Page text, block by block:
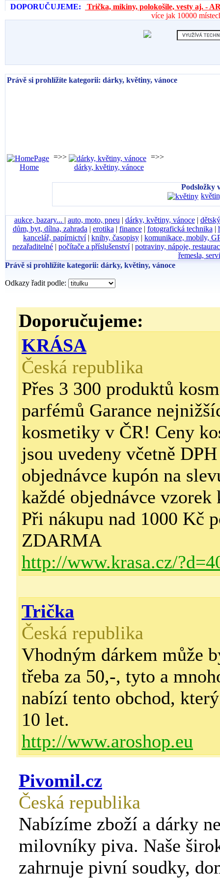
DOPORUČUJEME:
Trička, mikiny, polokošile, vesty aj. -
více jak 10000
Právě si prohlížíte kategorii: dárky, květiny, vánoce
Home
=>>
dárky, květiny, vánoce
=>>
Podsložky
aukce, bazary... | auto, moto, pneu | dárky, květiny, vánoce|
dům, byt, dílna, zahrada | erotika | finance| fotografická technika |
kancelář, papírnictví| knihy, časopisy | komunikace, mobily,
nezařaditelné | počítače a příslušenství| potraviny, nápoje,
řemesla,
Právě si prohlížíte kategorii: dárky, květiny, vánoce
Odkazy řadit podle:
Doporučujeme:
KRÁSA
Česká republika
Přes 3 300 produktů
parfémů Garance
kosmetiky v ČR! Ceny
jsou uvedeny včetně
objednávce kupón na
každé objednávce
Při nákupu nad 1000 Kč
ZDARMA
http://www.krasa.cz/
Trička
Česká republika
Vhodným dárkem může
třeba za 50,-, tyto a
nabízí tento obchod,
10 let.
http://www.aroshop.eu
Pivomil.cz
Česká republika
Nabízíme zboží a dárky
milovníky piva. Naše
zahrnuje pivní soudky,